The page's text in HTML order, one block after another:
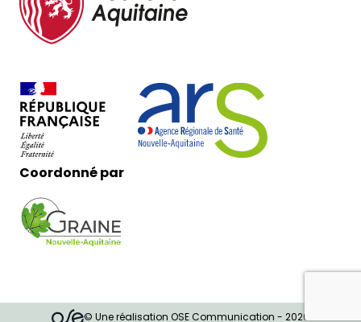
Coordonné par
© Une réalisation OSE Communication - 2026